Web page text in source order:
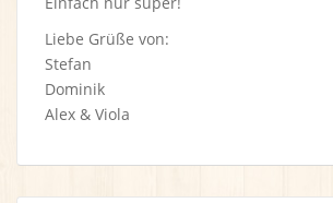
Liebe Grüße von:
Stefan
Dominik
Alex & Viola